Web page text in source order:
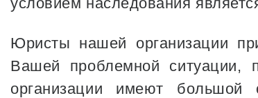
Юристы нашей организации
Вашей проблемной
организации имеют